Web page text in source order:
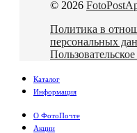
© 2026
Политика в
персональных
Каталог
Информация
О ФотоПочте
Акции